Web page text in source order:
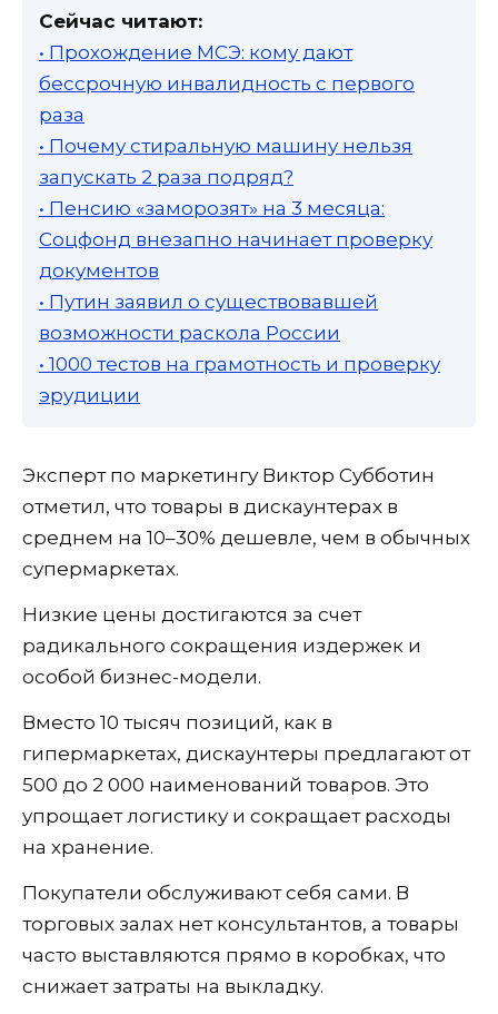
Сейчас читают:
• Прохождение МСЭ: кому дают
бессрочную инвалидность с первого
раза
• Почему стиральную машину нельзя
запускать 2 раза подряд?
• Пенсию «заморозят» на 3 месяца:
Соцфонд внезапно начинает проверку
документов
• Путин заявил о существовавшей
возможности раскола России
• 1000 тестов на грамотность и проверку
эрудиции
Эксперт по маркетингу Виктор Субботин
отметил, что товары в дискаунтерах в
среднем на 10–30% дешевле, чем в обычных
супермаркетах.
Низкие цены достигаются за счет
радикального сокращения издержек и
особой бизнес-модели.
Вместо 10 тысяч позиций, как в
гипермаркетах, дискаунтеры предлагают от
500 до 2 000 наименований товаров. Это
упрощает логистику и сокращает расходы
на хранение.
Покупатели обслуживают себя сами. В
торговых залах нет консультантов, а товары
часто выставляются прямо в коробках, что
снижает затраты на выкладку.